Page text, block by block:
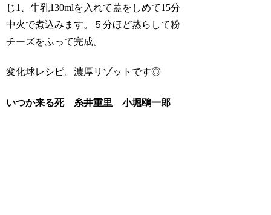
じ1、牛乳130mlを入れて蓋をしめて15分
中火で煮込みます。５分ほど蒸らして粉
チーズをふって完成。
変化球レシピ。濃厚リゾットです◎
いつか来る死 糸井重里 小堀鴎一郎